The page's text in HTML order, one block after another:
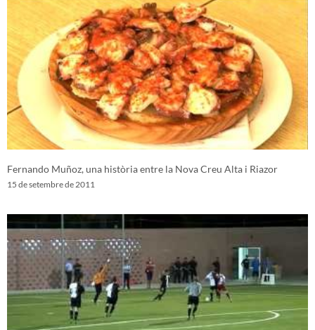
Fernando Muñoz, una història entre la Nova Creu Alta i Riazor
15 de setembre de 2011